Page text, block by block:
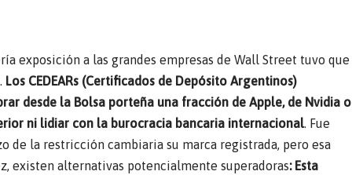
exposición a las grandes empresas de Wall Street tuvo que
Los CEDEARs (Certificados de Depósito Argentinos)
desde la Bolsa porteña una fracción de Apple, de Nvidia o
ni lidiar con la burocracia bancaria internacional. Fue
de la restricción cambiaria su marca registrada, pero esa
existen alternativas potencialmente superadoras: Esta